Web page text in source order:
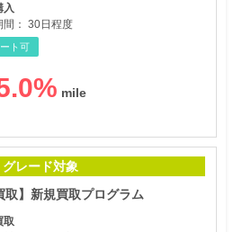
入
： 30日程度
ト可
%
グレード対象
取】新規買取プログラム
取